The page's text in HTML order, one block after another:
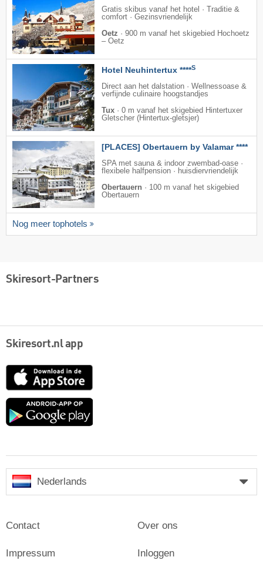
Gratis skibus vanaf het hotel · Traditie &
comfort · Gezinsvriendelijk
Oetz · 900 m vanaf het skigebied Hochoetz
– Oetz
Hotel Neuhintertux ****S
Direct aan het dalstation · Wellnessoase &
verfijnde culinaire hoogstandjes
Tux · 0 m vanaf het skigebied Hintertuxer
Gletscher (Hintertux-gletsjer)
[PLACES] Obertauern by Valamar ****
SPA met sauna & indoor zwembad-oase ·
flexibele halfpension · huisdiervriendelijk
Obertauern · 100 m vanaf het skigebied
Obertauern
Nog meer tophotels
Skiresort-Partners
Skiresort.nl app
App
Google
Nederlands
Contact
Impressum
Over ons
Inloggen